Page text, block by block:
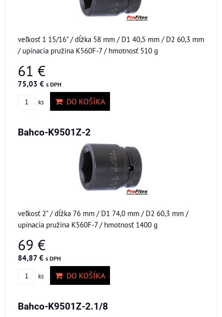
veľkosť 1 15/16" / dĺžka 58 mm / D1 40,5 mm / D2 60,3 mm
/ upínacia pružina K560F-7 / hmotnosť 510 g
61 €
75,03 € s DPH
ks DO KOŠÍKA
Bahco-K9501Z-2
veľkosť 2" / dĺžka 76 mm / D1 74,0 mm / D2 60,3 mm /
upínacia pružina K560F-7 / hmotnosť 1400 g
69 €
84,87 € s DPH
ks DO KOŠÍKA
Bahco-K9501Z-2.1/8